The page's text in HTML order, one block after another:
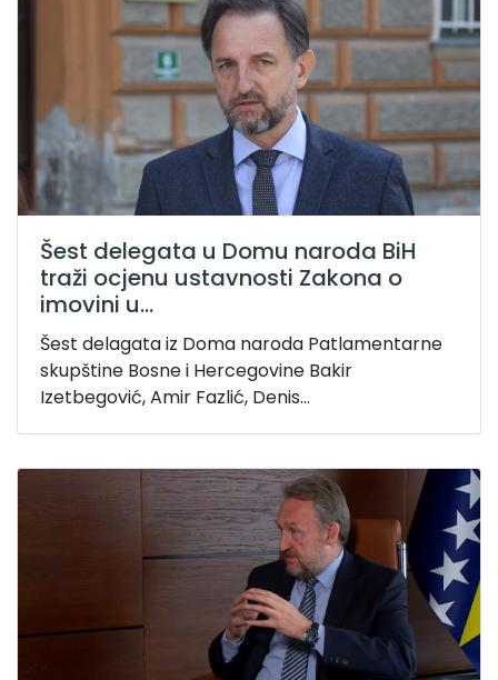
Šest delegata u Domu naroda BiH
traži ocjenu ustavnosti Zakona o
imovini u...
Šest delagata iz Doma naroda Patlamentarne
skupštine Bosne i Hercegovine Bakir
Izetbegović, Amir Fazlić, Denis...